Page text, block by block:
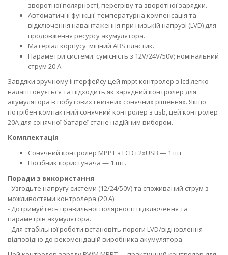
зворотної полярності, перегріву та зворотної зарядки.
Автоматичні функції: температурна компенсація та
відключення навантаження при низькій напрузі (LVD) для
продовження ресурсу акумулятора.
Матеріал корпусу: міцний ABS пластик.
Параметри системи: сумісність з 12V/24V/50V; номінальний
струм 20 А.
Завдяки зручному інтерфейсу цей mppt контролер з lcd легко
налаштовується та підходить як зарядний контролер для
акумулятора в побутових і виїзних сонячних рішеннях. Якщо
потрібен компактний сонячний контролер з usb, цей контролер
20A для сонячної батареї стане надійним вибором.
Комплектація
Сонячний контролер MPPT з LCD і 2xUSB — 1 шт.
Посібник користувача — 1 шт.
Поради з використання
- Узгодьте напругу системи (12/24/50V) та споживаний струм з
можливостями контролера (20 А).
- Дотримуйтесь правильної полярності підключення та
параметрів акумулятора.
- Для стабільної роботи встановіть пороги LVD/відновлення
відповідно до рекомендацій виробника акумулятора.